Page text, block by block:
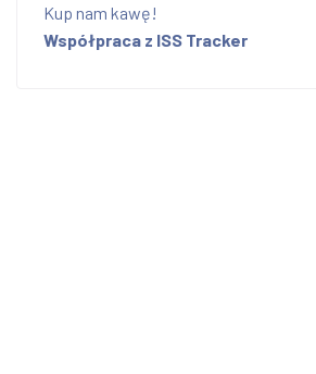
Kup nam kawę!
Współpraca z ISS Tracker